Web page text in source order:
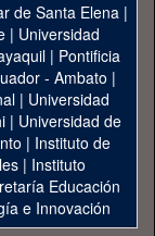
de Santa Elena|
| Universidad
| Pontificia
- Ambato |
| Universidad
| Universidad de
| Instituto de
| Instituto
Educación
e Innovación